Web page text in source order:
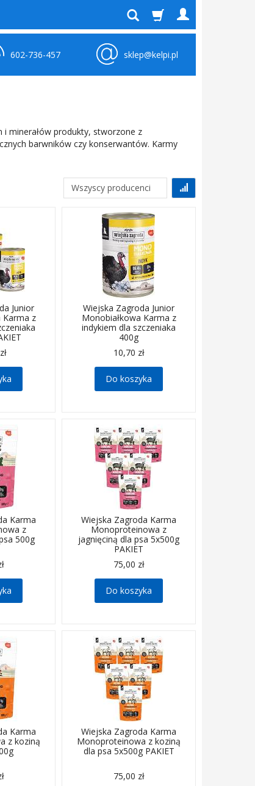
602-736-457 sklep@kelpi.pl
i minerałów produkty, stworzone z
barwników czy konserwantów. Karmy
Junior
Karma z
Wiejska Zagroda Junior
Monobiałkowa Karma z
indykiem dla szczeniaka
400g
10,70 zł
Do koszyka
Karma
z
500g
Wiejska Zagroda Karma
Monoproteinowa z
jagnięciną dla psa 5x500g
PAKIET
75,00 zł
Do koszyka
Karma
z koziną
Wiejska Zagroda Karma
Monoproteinowa z koziną
dla psa 5x500g PAKIET
75,00 zł